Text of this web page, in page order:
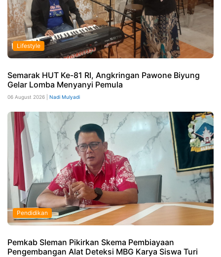
Lifestyle
Semarak HUT Ke-81 RI, Angkringan Pawone Biyung
Gelar Lomba Menyanyi Pemula
06 August 2026 | Nadi Mulyadi
Pendidikan
Pemkab Sleman Pikirkan Skema Pembiayaan
Pengembangan Alat Deteksi MBG Karya Siswa Turi